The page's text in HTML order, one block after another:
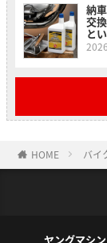
納
交
と
フ＞
HOME バイ
ヤングマシ